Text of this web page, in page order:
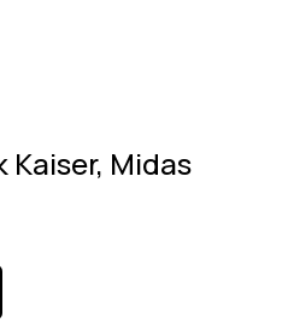
Kaiser, Midas